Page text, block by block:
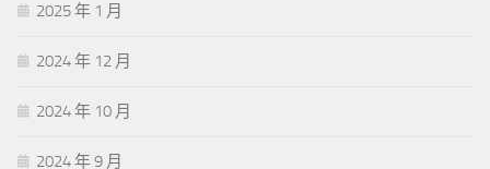
2025 年 1 月
2024 年 12 月
2024 年 10 月
2024 年 9 月